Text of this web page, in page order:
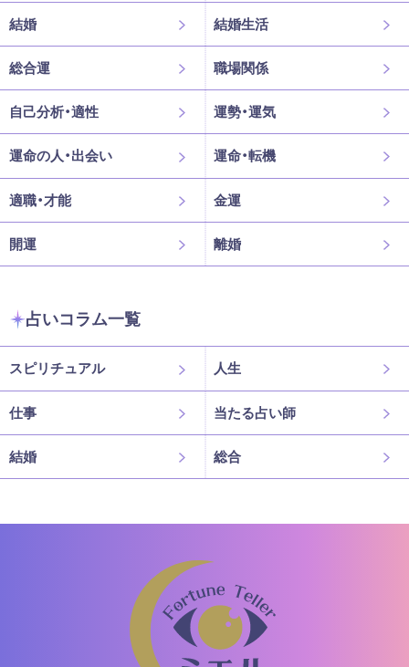
結婚 結婚生活
総合運 職場関係
自己分析・適性 運勢・運気
運命の人・出会い 運命・転機
適職・才能 金運
開運 離婚
占いコラム一覧
スピリチュアル 人生
仕事 当たる占い師
結婚 総合